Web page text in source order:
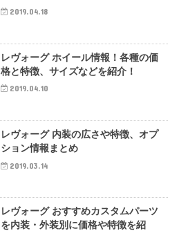
2019.04.18
レヴォーグ ホイール情報！各種の価
格と特徴、サイズなどを紹介！
2019.04.10
レヴォーグ 内装の広さや特徴、オプ
ション情報まとめ
2019.03.14
レヴォーグ おすすめカスタムパーツ
を内装・外装別に価格や特徴を紹